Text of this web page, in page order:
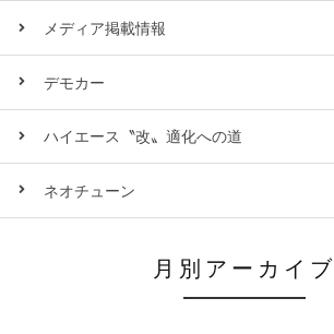
メディア掲載情報
デモカー
ハイエース〝改〟適化への道
ネオチューン
月別アーカイブ